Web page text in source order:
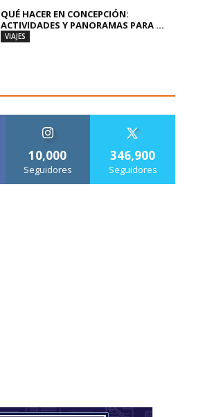
QUÉ HACER EN CONCEPCIÓN:
ACTIVIDADES Y PANORAMAS PARA ...
VIAJES
10,000
Seguidores
346,900
Seguidores